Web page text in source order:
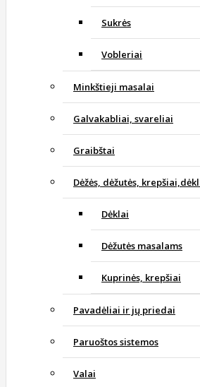
Sukrės
Vobleriai
Minkštieji masalai
Galvakabliai, svareliai
Graibštai
Dėžės, dėžutės,
Dėklai
Dėžutės masalams
Kuprinės, krepšiai
Pavadėliai ir jų priedai
Paruoštos sistemos
Valai